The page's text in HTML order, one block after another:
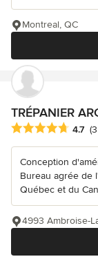
Montreal, QC
TRÉPANIER
Average rating:
4.7
Conception
Bureau agrée de
Québec et du
4993 Ambroise-